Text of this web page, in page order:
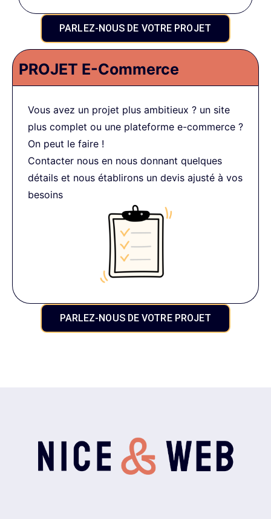
PARLEZ-NOUS DE VOTRE PROJET
PROJET E-Commerce
Vous avez un projet plus ambitieux ? un site
plus complet ou une plateforme e-commerce ?
On peut le faire !
Contacter nous en nous donnant quelques
détails et nous établirons un devis ajusté à vos
besoins
PARLEZ-NOUS DE VOTRE PROJET